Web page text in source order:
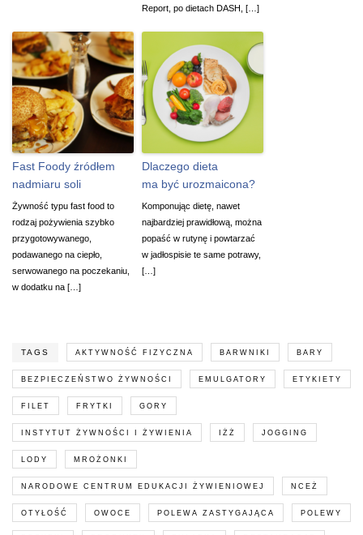
Report, po dietach DASH, […]
Fast Foody źródłem
nadmiaru soli
Żywność typu fast food to
rodzaj pożywienia szybko
przygotowywanego,
podawanego na ciepło,
serwowanego na poczekaniu,
w dodatku na […]
Dlaczego dieta
ma być urozmaicona?
Komponując dietę, nawet
najbardziej prawidłową, można
popaść w rutynę i powtarzać
w jadłospisie te same potrawy,
[…]
TAGS AKTYWNOŚĆ FIZYCZNA BARWNIKI BARY
BEZPIECZEŃSTWO ŻYWNOŚCI EMULGATORY ETYKIETY
FILET FRYTKI GORY
INSTYTUT ŻYWNOŚCI I ŻYWIENIA IŻŻ JOGGING
LODY MROŻONKI
NARODOWE CENTRUM EDUKACJI ŻYWIENIOWEJ NCEŻ
OTYŁOŚĆ OWOCE POLEWA ZASTYGAJĄCA POLEWY